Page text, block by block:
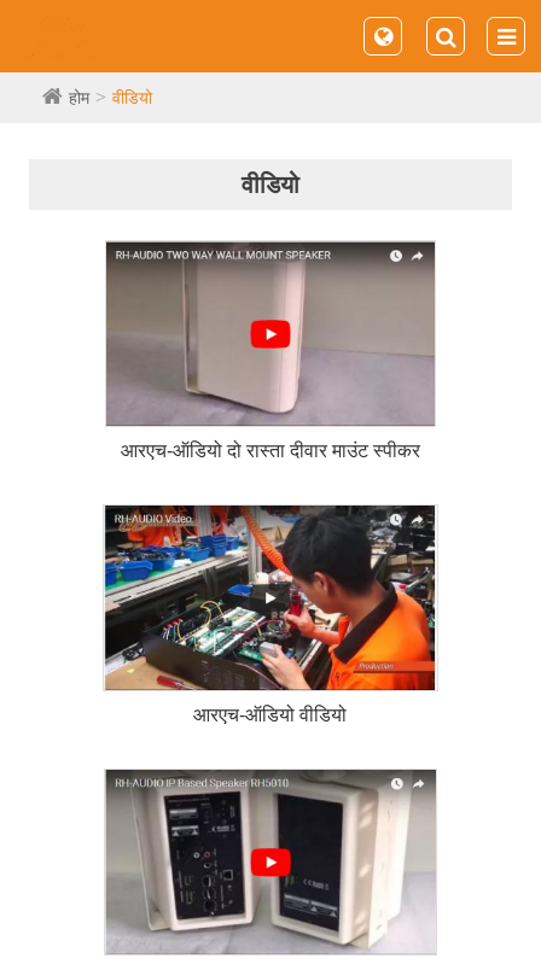
होम वीडियो
वीडियो
आरएच-ऑडियो दो रास्ता दीवार माउंट स्पीकर
आरएच-ऑडियो वीडियो